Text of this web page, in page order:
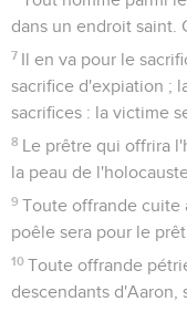
dans un endroit saint.
7 Il en va pour le
sacrifice d'expiation ;
sacrifices : la victime
8 Le prêtre qui offrira
la peau de
9 Toute offrande cuite
poêle sera pour le
10 Toute offrande
descendants d'Aaron,